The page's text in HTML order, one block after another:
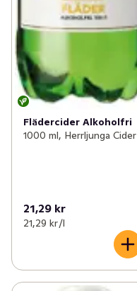
Flädercider Alkoholfri
1000 ml, Herrljunga Cider
21,29 kr
21,29 kr /l